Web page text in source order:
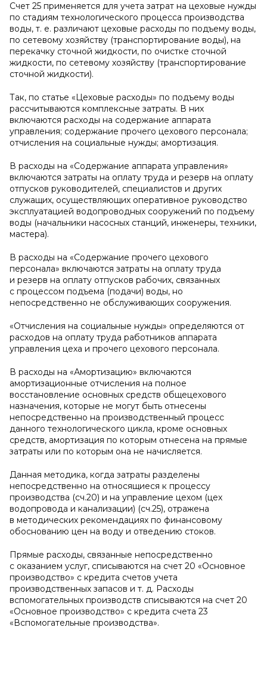
Счет 25 применяется для учета затрат на цеховые нужды
по стадиям технологического процесса производства
воды, т. е. различают цеховые расходы по подъему воды,
по сетевому хозяйству (транспортирование воды), на
перекачку сточной жидкости, по очистке сточной
жидкости, по сетевому хозяйству (транспортирование
сточной жидкости).
Так, по статье «Цеховые расходы» по подъему воды
рассчитываются комплексные затраты. В них
включаются расходы на содержание аппарата
управления; содержание прочего цехового персонала;
отчисления на социальные нужды; амортизация.
В расходы на «Содержание аппарата управления»
включаются затраты на оплату труда и резерв на оплату
отпусков руководителей, специалистов и других
служащих, осуществляющих оперативное руководство
эксплуатацией водопроводных сооружений по подъему
воды (начальники насосных станций, инженеры, техники,
мастера).
В расходы на «Содержание прочего цехового
персонала» включаются затраты на оплату труда
и резерв на оплату отпусков рабочих, связанных
с процессом подъема (подачи) воды, но
непосредственно не обслуживающих сооружения.
«Отчисления на социальные нужды» определяются от
расходов на оплату труда работников аппарата
управления цеха и прочего цехового персонала.
В расходы на «Амортизацию» включаются
амортизационные отчисления на полное
восстановление основных средств общецехового
назначения, которые не могут быть отнесены
непосредственно на производственный процесс
данного технологического цикла, кроме основных
средств, амортизация по которым отнесена на прямые
затраты или по которым она не начисляется.
Данная методика, когда затраты разделены
непосредственно на относящиеся к процессу
производства (сч.20) и на управление цехом (цех
водопровода и канализации) (сч.25), отражена
в методических рекомендациях по финансовому
обоснованию цен на воду и отведению стоков.
Прямые расходы, связанные непосредственно
с оказанием услуг, списываются на счет 20 «Основное
производство» с кредита счетов учета
производственных запасов и т. д. Расходы
вспомогательных производств списываются на счет 20
«Основное производство» с кредита счета 23
«Вспомогательные производства».